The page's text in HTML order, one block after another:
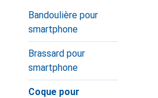
Bandoulière pour
smartphone
Brassard pour
smartphone
Coque pour